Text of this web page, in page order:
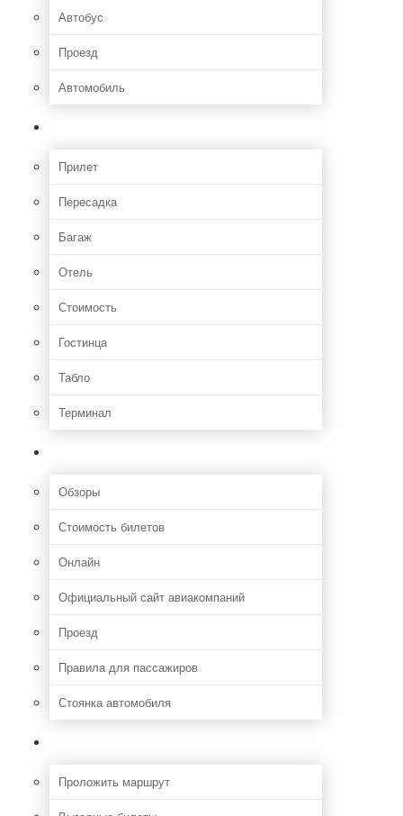
Автобус
Проезд
Автомобиль
Прилет
Пересадка
Багаж
Отель
Стоимость
Гостинца
Табло
Терминал
Обзоры
Стоимость билетов
Онлайн
Официальный сайт авиакомпаний
Проезд
Правила для пассажиров
Стоянка автомобиля
Проложить маршрут